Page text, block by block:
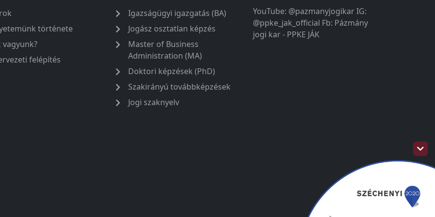
története
vagyunk?
felépítés
Igazságügyi igazgatás (BA)
Jogász osztatlan képzés
Master of Business
Administration (MA)
Doktori képzések (PhD)
Szakirányú továbbképzések
Jogi szaknyelv
YouTube: @pazmanyjogikar IG:
@ppke_jak_official Fb: Pázmány
jogi kar - PPKE JÁK